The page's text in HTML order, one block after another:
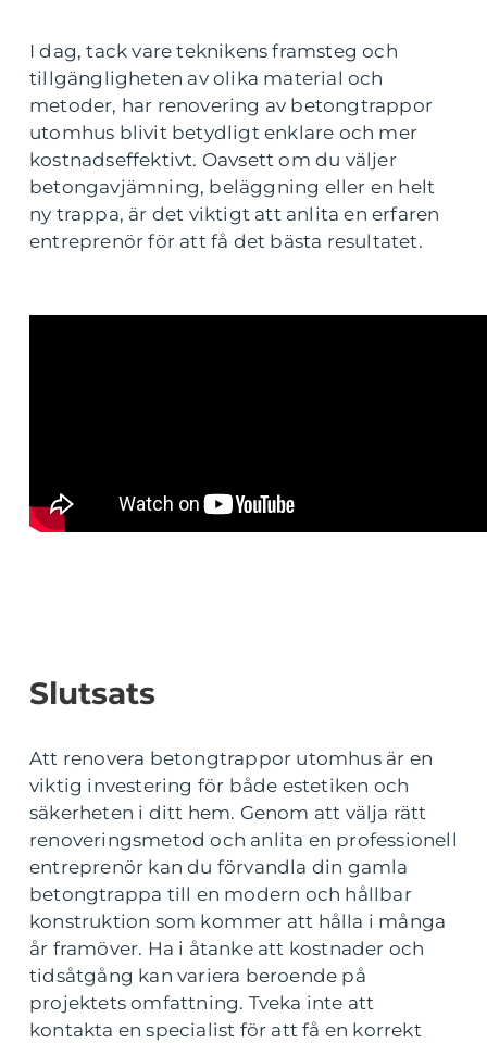
I dag, tack vare teknikens framsteg och
tillgängligheten av olika material och
metoder, har renovering av betongtrappor
utomhus blivit betydligt enklare och mer
kostnadseffektivt. Oavsett om du väljer
betongavjämning, beläggning eller en helt
ny trappa, är det viktigt att anlita en erfaren
entreprenör för att få det bästa resultatet.
Slutsats
Att renovera betongtrappor utomhus är en
viktig investering för både estetiken och
säkerheten i ditt hem. Genom att välja rätt
renoveringsmetod och anlita en professionell
entreprenör kan du förvandla din gamla
betongtrappa till en modern och hållbar
konstruktion som kommer att hålla i många
år framöver. Ha i åtanke att kostnader och
tidsåtgång kan variera beroende på
projektets omfattning. Tveka inte att
kontakta en specialist för att få en korrekt